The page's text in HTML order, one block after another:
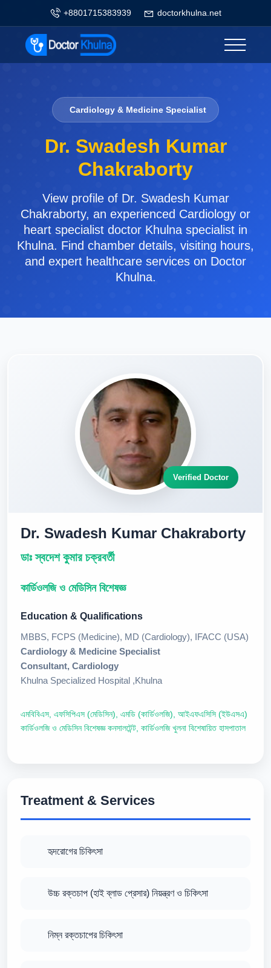
+8801715383939 doctorkhulna.net
Cardiology & Medicine Specialist
Dr. Swadesh Kumar
Chakraborty
View profile of Dr. Swadesh Kumar
Chakraborty, an experienced Cardiology or
heart specialist doctor Khulna specialist in
Khulna. Find chamber details, visiting hours,
and expert healthcare services on Doctor
Khulna.
Verified Doctor
Dr. Swadesh Kumar Chakraborty
ডাঃ স্বদেশ কুমার চক্রবর্তী
কার্ডিওলজি ও মেডিসিন বিশেষজ্ঞ
Education & Qualifications
MBBS, FCPS (Medicine), MD (Cardiology), IFACC (USA)
Cardiology & Medicine Specialist
Consultant, Cardiology
Khulna Specialized Hospital ,Khulna
এমবিবিএস, এফসিপিএস (মেডিসিন), এমডি (কার্ডিওলজি), আইএফএসিসি (ইউএসএ)
কার্ডিওলজি ও মেডিসিন বিশেষজ্ঞ কনসালটেন্ট, কার্ডিওলজি খুলনা বিশেষায়িত হাসপাতাল
Treatment & Services
হৃদরোগের চিকিৎসা
উচ্চ রক্তচাপ (হাই ব্লাড প্রেসার) নিয়ন্ত্রণ ও চিকিৎসা
নিম্ন রক্তচাপের চিকিৎসা